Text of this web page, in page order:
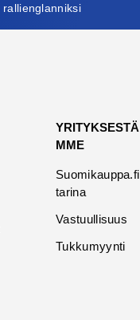
rallienglanniksi
YRITYKSESTÄ
MME
Suomikauppa.fi
tarina
Vastuullisuus
Tukkumyynti